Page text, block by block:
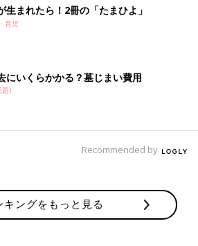
生まれたら！2冊の「たまひよ」
育児
にいくらかかる？墓じまい費用
題)
Recommended by
キングをもっと見る